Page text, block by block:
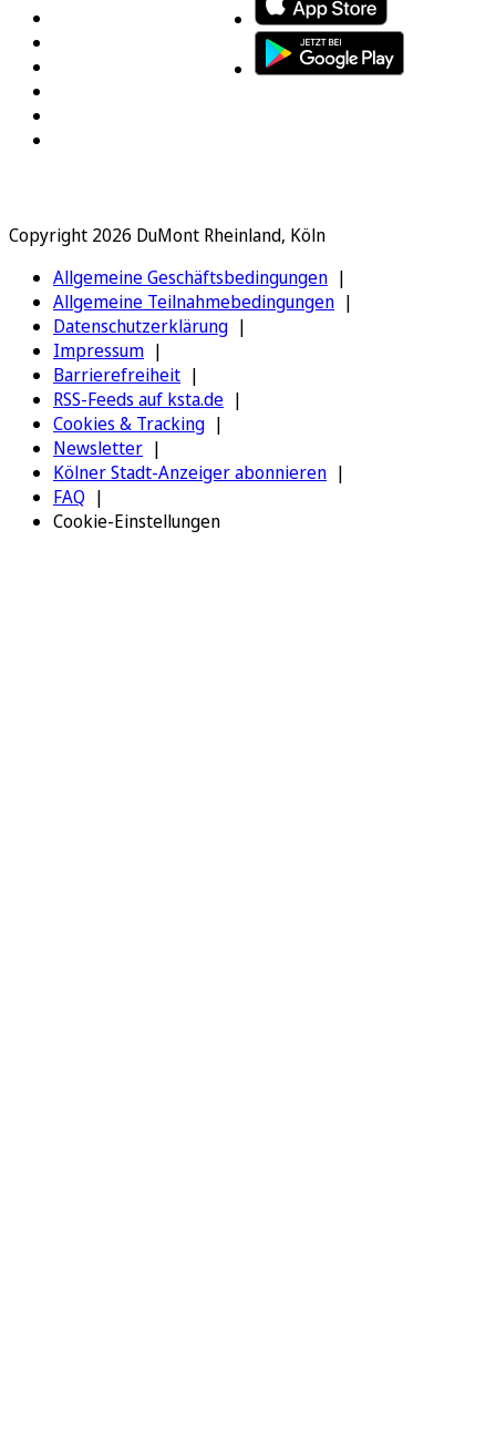
Copyright 2026 DuMont Rheinland, Köln
Allgemeine Geschäftsbedingungen
Allgemeine Teilnahmebedingungen
Datenschutzerklärung
Impressum
Barrierefreiheit
RSS-Feeds auf ksta.de
Cookies & Tracking
Newsletter
Kölner Stadt-Anzeiger abonnieren
FAQ
Cookie-Einstellungen